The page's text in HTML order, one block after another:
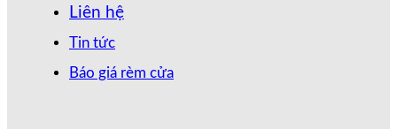
Liên hệ
Tin tức
Báo giá rèm cửa